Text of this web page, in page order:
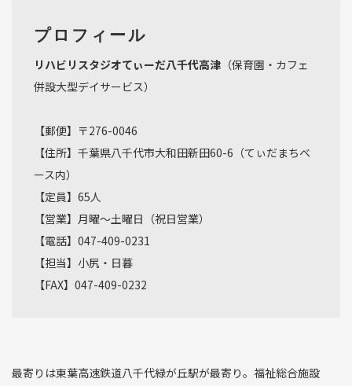
プロフィール
リハビリスタジオてぃーだ八千代高津 （保育園・カフェ
併設大型デイサービス）
【郵便】〒276-0046
【住所】千葉県八千代市大和田新田60-6（てぃだまちベ
ース内）
【定員】65人
【営業】月曜～土曜日（祝日営業）
【電話】047-409-0231
【担当】小尻・日暮
【FAX】047-409-0232
最寄りは東葉高速鉄道八千代緑が丘駅が最寄り。福祉総合施設